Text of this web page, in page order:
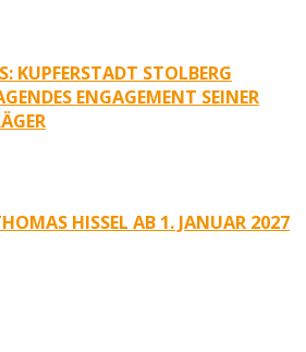
KUPFERSTADT STOLBERG
ENGAGEMENT SEINER
HISSEL AB 1. JANUAR 2027